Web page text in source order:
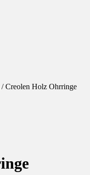
/ Creolen Holz Ohrringe